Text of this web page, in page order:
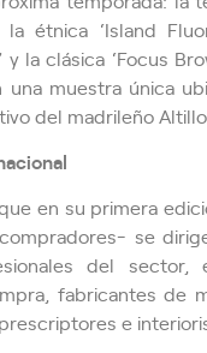
la étnica ‘Island
y la clásica ‘Focus
una muestra única
del madrileño
en su primera
se
del sector,
fabricantes de
e